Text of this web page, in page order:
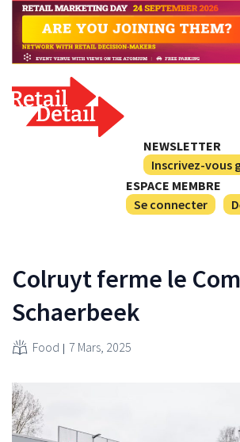
NEWSLETTER
Inscrivez-vous
ESPACE MEMBRE
Se connecter
Colruyt ferme le
Schaerbeek
Food 7 Mars, 2025